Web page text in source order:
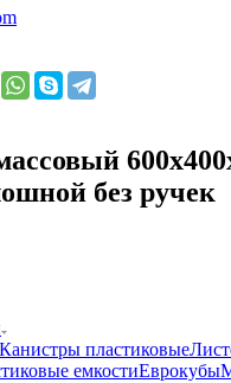
без ручек
Канистры пластиковые
емкостиЕврокубы